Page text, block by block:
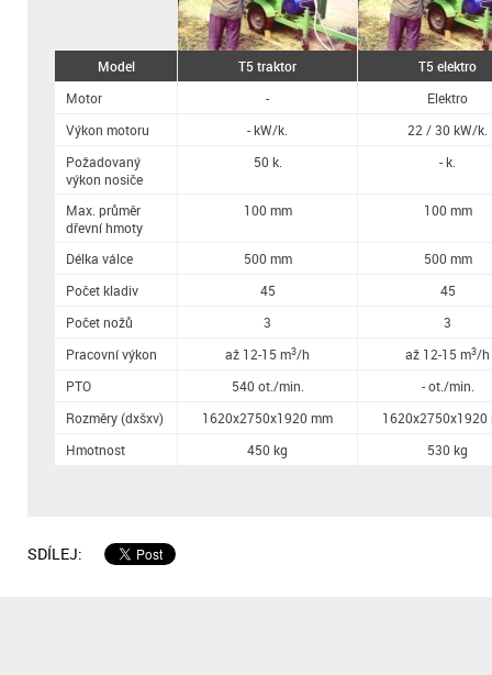
Model
Motor
Výkon motoru
Požadovaný
výkon nosiče
Max. průměr
dřevní hmoty
Délka válce
Počet kladiv
Počet nožů
Pracovní výkon
PTO
Rozměry (dxšxv)
Hmotnost
T5 traktor
T5 elektro
-
Elektro
- kW/k.
22 / 30 kW/k.
50 k.
- k.
100 mm 100 mm
500 mm
500 mm
45
45
3
3
až 12-15 m3/h až 12-15 m3/h
540 ot./min.
- ot./min.
1620x2750x1920 mm
1620x2750x1920
450 kg
530 kg
SDÍLEJ: